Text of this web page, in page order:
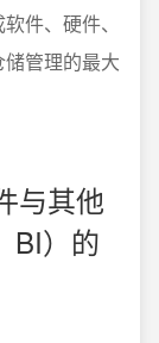
件、硬件、
管理的最大
与其他
BI）的